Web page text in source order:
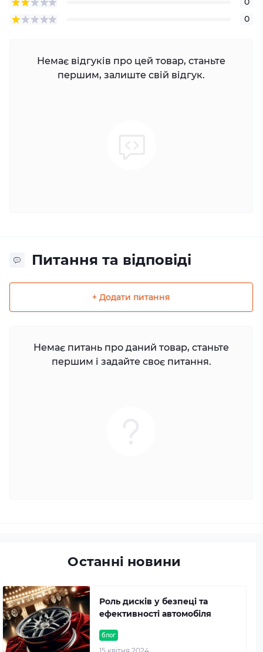
0
Немає відгуків про цей товар, станьте
першим, залиште свій відгук.
Питання та відповіді
+ Додати питання
Немає питань про даний товар, станьте
першим і задайте своє питання.
Останні новини
блог
Роль дисків у безпеці та
ефективності автомобіля